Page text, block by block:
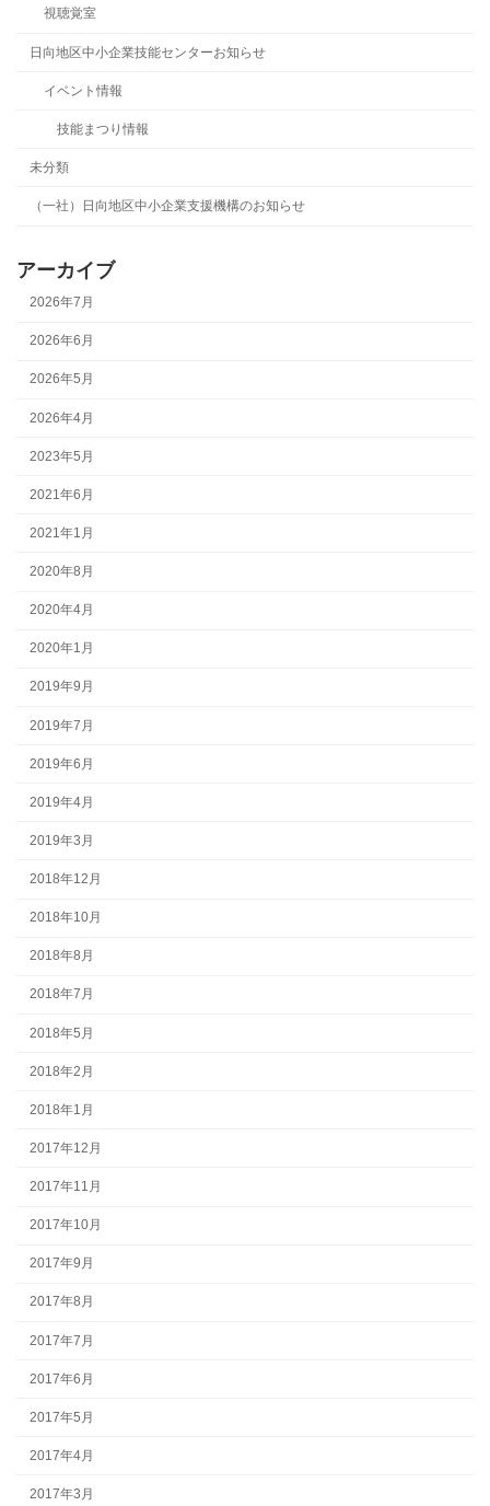
視聴覚室
日向地区中小企業技能センターお知らせ
イベント情報
技能まつり情報
未分類
（一社）日向地区中小企業支援機構のお知らせ
アーカイブ
2026年7月
2026年6月
2026年5月
2026年4月
2023年5月
2021年6月
2021年1月
2020年8月
2020年4月
2020年1月
2019年9月
2019年7月
2019年6月
2019年4月
2019年3月
2018年12月
2018年10月
2018年8月
2018年7月
2018年5月
2018年2月
2018年1月
2017年12月
2017年11月
2017年10月
2017年9月
2017年8月
2017年7月
2017年6月
2017年5月
2017年4月
2017年3月